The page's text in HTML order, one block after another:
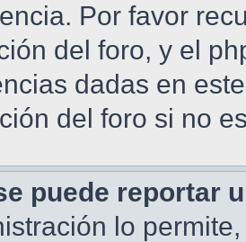
Por favor
del foro, y el
dadas en
del foro si no
puede reportar
lo